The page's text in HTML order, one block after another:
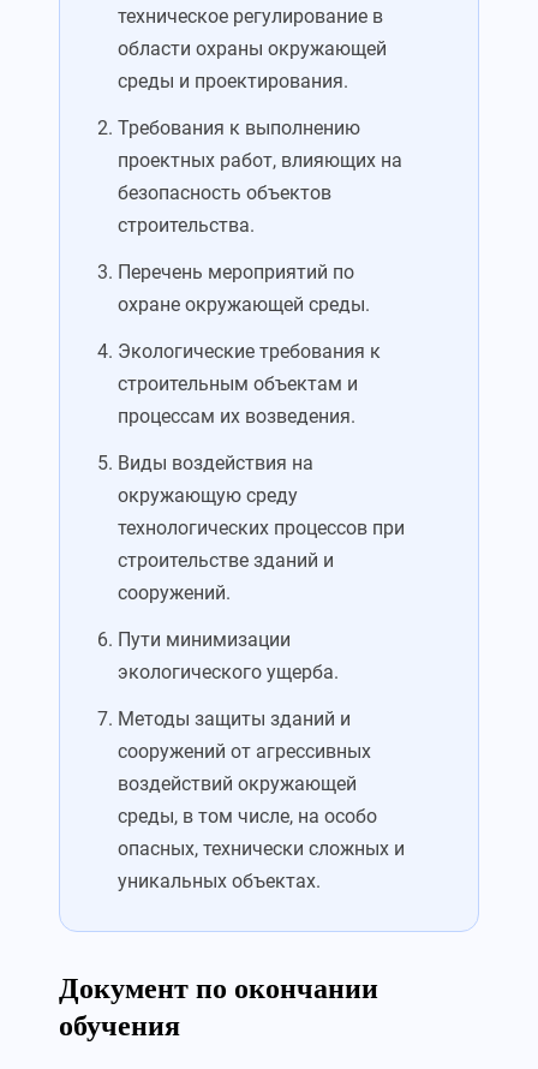
техническое регулирование в
области охраны окружающей
среды и проектирования.
Требования к выполнению
проектных работ, влияющих на
безопасность объектов
строительства.
Перечень мероприятий по
охране окружающей среды.
Экологические требования к
строительным объектам и
процессам их возведения.
Виды воздействия на
окружающую среду
технологических процессов при
строительстве зданий и
сооружений.
Пути минимизации
экологического ущерба.
Методы защиты зданий и
сооружений от агрессивных
воздействий окружающей
среды, в том числе, на особо
опасных, технически сложных и
уникальных объектах.
Документ по окончании
обучения